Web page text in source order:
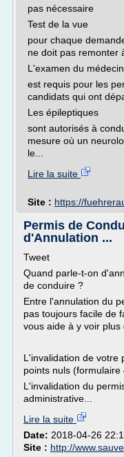
pas nécessaire
Test de la vue
pour chaque
ne doit pas remonter
L'examen du
est requis pour les
candidats qui ont
Les épileptiques
sont autorisés à
mesure où un
le...
Lire la suite
Site : https://
Permis de
d'Annulation ...
Tweet
Quand parle-t-on
de conduire ?
Entre l'annulation du
pas toujours facile de
vous aide à y voir plus
L'invalidation de votre
points nuls (formulaire
L'invalidation du
administrative...
Lire la suite
Date: 2018-04-26
Site : http://